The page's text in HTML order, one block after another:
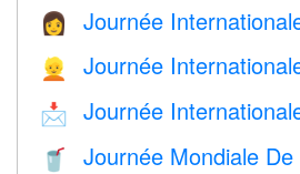
👩 Journée
👱 Journée
📩 Journée
🥤
Journée Mondiale